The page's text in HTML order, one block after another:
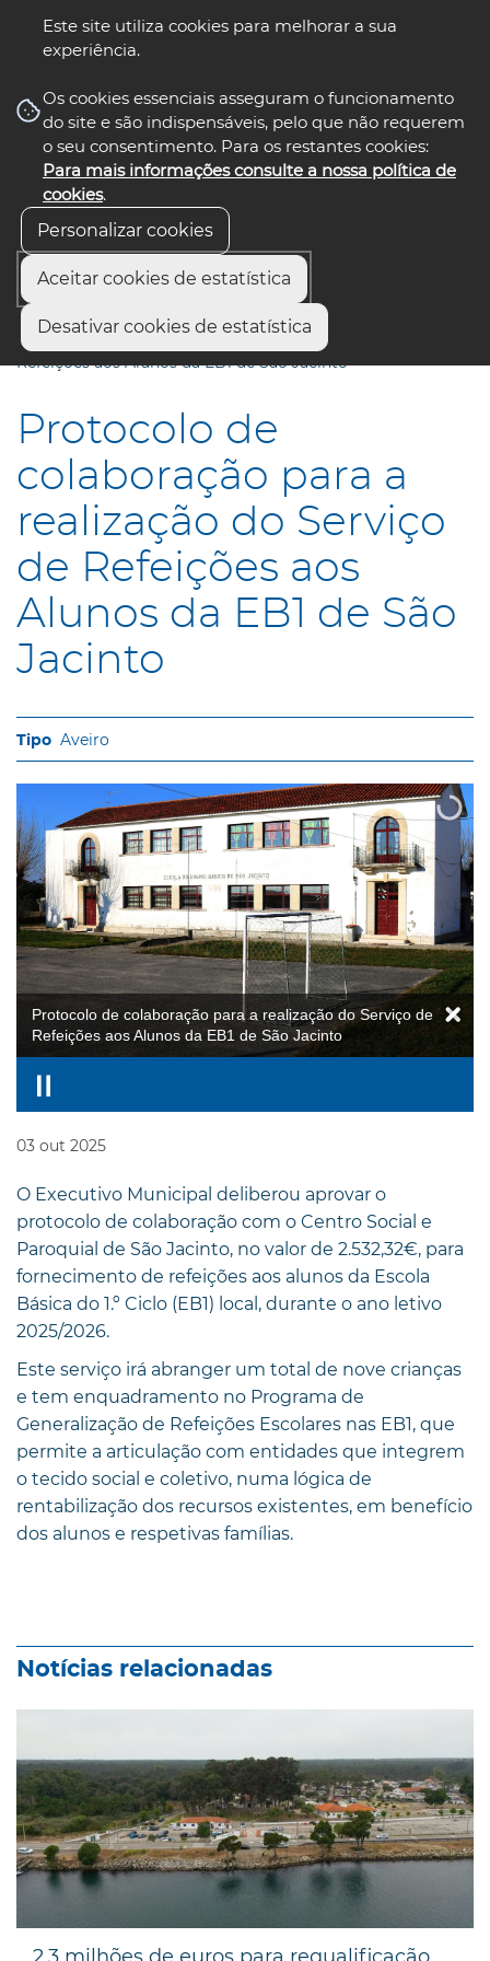
Este site utiliza cookies para melhorar a sua
experiência.
Os cookies essenciais asseguram o funcionamento
do site e são indispensáveis, pelo que não requerem
o seu consentimento. Para os restantes cookies:
Para mais informações consulte a nossa política de
cookies.
Personalizar cookies
Aceitar cookies de estatística
Desativar cookies de estatística
nos select language
Início
Protocolo de colaboração para a realização do Serviço de
Refeições aos Alunos da EB1 de São Jacinto
Protocolo de
colaboração para a
realização do Serviço
de Refeições aos
Alunos da EB1 de São
Jacinto
Aveiro
Protocolo de colaboração para a realização do Serviço de
Refeições aos Alunos da EB1 de São Jacinto
03 out 2025
O Executivo Municipal deliberou aprovar o
protocolo de colaboração com o Centro Social e
Paroquial de São Jacinto, no valor de 2.532,32€, para
fornecimento de refeições aos alunos da Escola
Básica do 1.º Ciclo (EB1) local, durante o ano letivo
2025/2026.
Este serviço irá abranger um total de nove crianças
e tem enquadramento no Programa de
Generalização de Refeições Escolares nas EB1, que
permite a articulação com entidades que integrem
o tecido social e coletivo, numa lógica de
rentabilização dos recursos existentes, em benefício
dos alunos e respetivas famílias.
Notícias relacionadas
2,3 milhões de euros para requalificação